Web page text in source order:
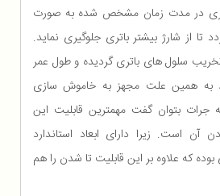
در مدت زمان مشخص شده به صورت
از شارژ بیشتر باتری جلوگیری نماید.
تخریب سلول های باتری گردیده و طول عمر
به همین علت مجهز به خاموش سازی
جرات بتوان گفت مهمترین قابلیت این
آن است. زیرا دارای ابعاد استاندارد
متری بوده که علاوه بر این قابلیت تا شدن را هم